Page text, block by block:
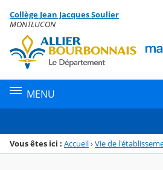
Menu de la rubrique
Contenu
Collège Jean Jacques Soulier
MONTLUCON
MENU
Vous êtes ici : Accueil›Vie de